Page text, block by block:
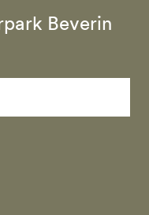
Beverin